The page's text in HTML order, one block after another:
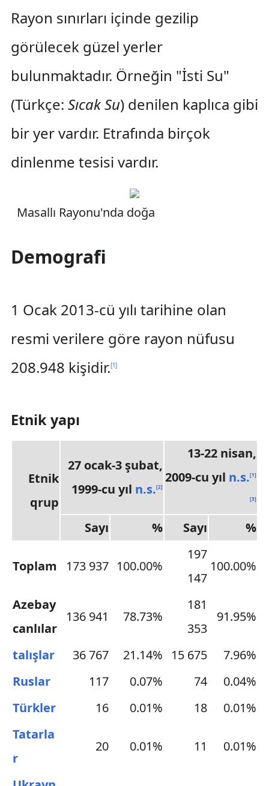
Rayon sınırları içinde gezilip
görülecek güzel yerler
bulunmaktadır. Örneğin "İsti Su"
(Türkçe: Sıcak Su) denilen kaplıca gibi
bir yer vardır. Etrafında birçok
dinlenme tesisi vardır.
Masallı Rayonu'nda doğa
Demografi
1 Ocak 2013-cü yılı tarihine olan
resmi verilere göre rayon nüfusu
208.948 kişidir.[1]
Etnik yapı
Etnik
qrup
27 ocak-3 şubat,
1999-cu yıl n.s.[2]
13-22 nisan,
2009-cu yıl n.s.[1]
[3]
Sayı % Sayı %
Toplam 173 937 100.00%
197
147
100.00%
Azebay
canlılar
136 941 78.73%
181
353
91.95%
talışlar 36 767 21.14% 15 675
7.96%
Ruslar
117 0.07% 74
0.04%
Türkler
16 0.01% 18
0.01%
Tatarla
r
20 0.01% 11 0.01%